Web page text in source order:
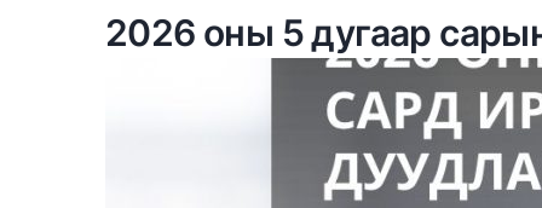
2026 оны 5 дугаар